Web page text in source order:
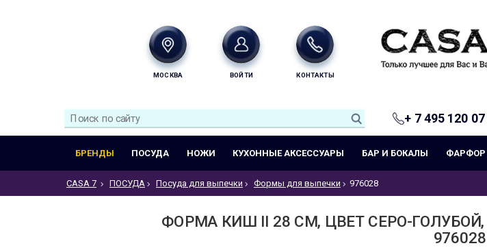
МОСКВА ВОЙТИ КОНТАКТЫ
+ 7 495 120
БРЕНДЫ ПОСУДА НОЖИ КУХОННЫЕ АКСЕССУАРЫ БАР И БОКАЛЫ ФАРФОР
CASA 7 ПОСУДА Посуда для выпечки Формы для выпечки 976028
ФОРМА КИШ II 28 СМ, ЦВЕТ СЕРО-ГОЛУБОЙ,
976028